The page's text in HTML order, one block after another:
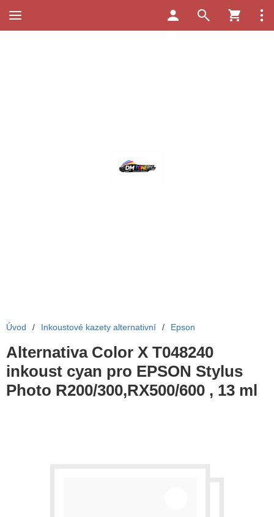
Úvod / Inkoustové kazety alternativní / Epson
Alternativa Color X T048240
inkoust cyan pro EPSON Stylus
Photo R200/300,RX500/600 , 13 ml